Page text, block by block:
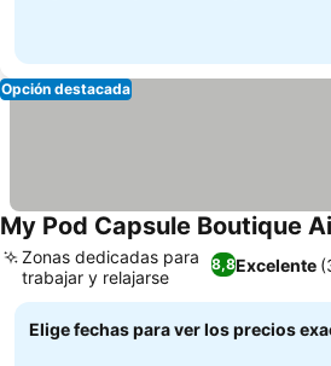
Opción destacada
My Pod Capsule Boutique
8,8Excelente
Zonas dedicadas para
trabajar y relajarse
Elige fechas para ver los precios